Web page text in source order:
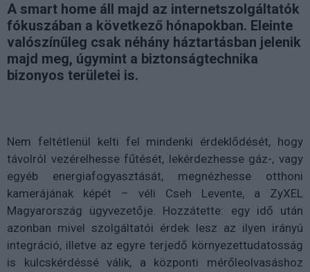
A smart home áll majd az internetszolgáltatók
fókuszában a következő hónapokban. Eleinte
valószínűleg csak néhány háztartásban jelenik
majd meg, úgymint a biztonságtechnika
bizonyos területei is.
Nem feltétlenül kelti fel mindenki érdeklődését, hogy
távolról vezérelhesse fűtését, lekérdezhesse gáz-, vagy
egyéb energiafogyasztását, megnézhesse otthoni
kamerájának képét – véli Cseh Levente, a ZyXEL
Magyarország ügyvezetője. Hozzátette: egy idő után
azonban mivel szolgáltatói érdek lesz az ilyen irányú
integráció, illetve az egyre terjedő környezettudatosság
is kulcskérdéssé válik, a központi mérőleolvasáshoz